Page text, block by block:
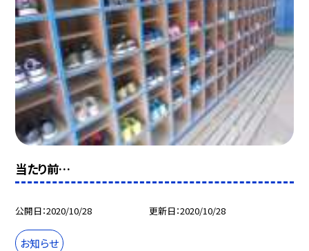
当たり前…
公開日 2020/10/28 更新日 2020/10/28
お知らせ